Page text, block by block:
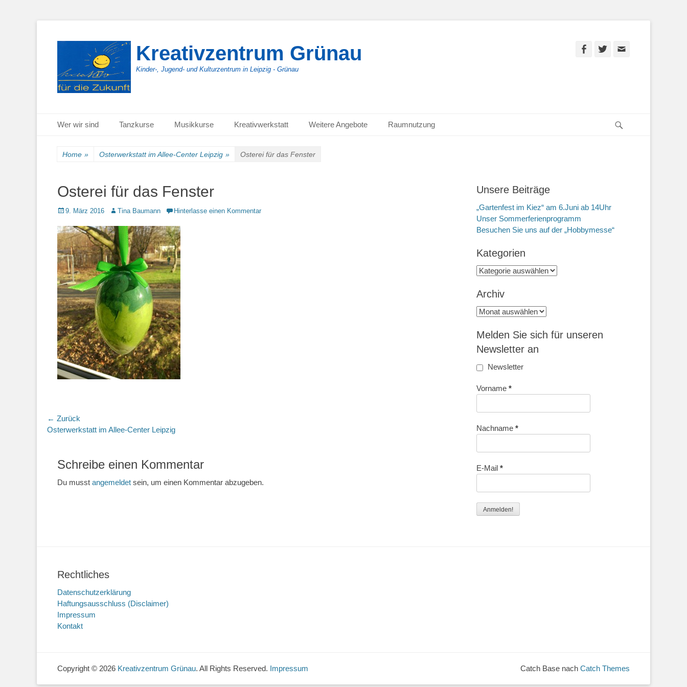
Kreativzentrum Grünau
Kinder-, Jugend- und Kulturzentrum in Leipzig - Grünau
Facebook
Twitter
Primäres Menü
Inhalt
Wer wir sind Tanzkurse Musikkurse Kreativwerkstatt Weitere Angebote Raumnutzung
Home » Osterwerkstatt im Allee-Center Leipzig » Osterei für das Fenster
Osterei für das Fenster
Posted
9. März 2016 AutorTina Baumann Hinterlasse einen Kommentar
Beitragsnavigation
← Zurück
Vorheriger
Osterwerkstatt im Allee-Center Leipzig
Schreibe einen Kommentar
Du musst angemeldet sein, um einen Kommentar abzugeben.
Unsere Beiträge
„Gartenfest im Kiez“ am 6.Juni ab 14Uhr
Unser Sommerferienprogramm
Besuchen Sie uns auf der „Hobbymesse“
Kategorien
Kategorien
Archiv
Archiv
Melden Sie sich für unseren
Newsletter an
Newsletter
Vorname *
Nachname *
E-Mail *
Rechtliches
Datenschutzerklärung
Haftungsausschluss (Disclaimer)
Impressum
Kontakt
Copyright © 2026 Kreativzentrum Grünau. All Rights Reserved. Impressum Catch Base nach Catch Themes